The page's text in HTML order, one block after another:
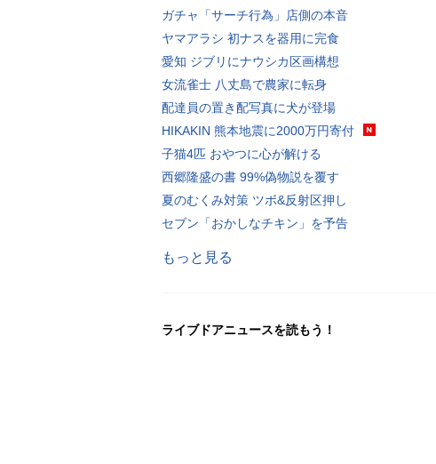
ガチャ「サーチ行為」店側の本音
ヤマアラシ 初ナスを器用に完食
愛知 ジブリにナウシカ区画構想
女流雀士 八丈島で農家に転身
配達員の置き配写真に犬が登場
HIKAKIN 熊本地震に2000万円寄付
子猫4匹 おやつに心が解ける
西郷隆盛の書 99%偽物説を覆す
夏のむくみ対策 ツボ&反射区押し
セブン「おかしなチキン」を予告
もっと見る
ライブドアニュースを読もう！